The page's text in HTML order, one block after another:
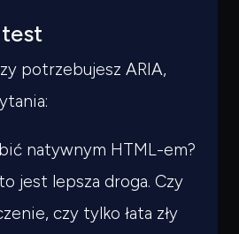
potrzebujesz ARIA,
natywnym HTML-em?
jest lepsza droga. Czy
czy tylko łata zły